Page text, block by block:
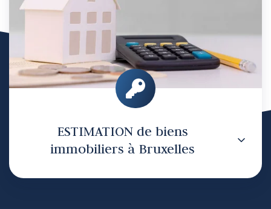
ESTIMATION de biens
immobiliers à Bruxelles